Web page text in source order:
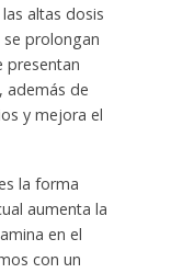
altas dosis
se prolongan
presentan
además de
y mejora el
la forma
aumenta la
en el
con un